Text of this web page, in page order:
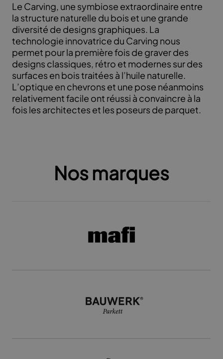
Le Carving, une symbiose extraordinaire entre
la structure naturelle du bois et une grande
diversité de designs graphiques. La
technologie innovatrice du Carving nous
permet pour la première fois de graver des
designs classiques, rétro et modernes sur des
surfaces en bois traitées à l’huile naturelle.
L’optique en chevrons et une pose néanmoins
relativement facile ont réussi à convaincre à la
fois les architectes et les poseurs de parquet.
Nos marques